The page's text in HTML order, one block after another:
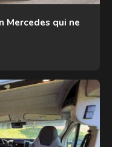
Mercedes qui ne